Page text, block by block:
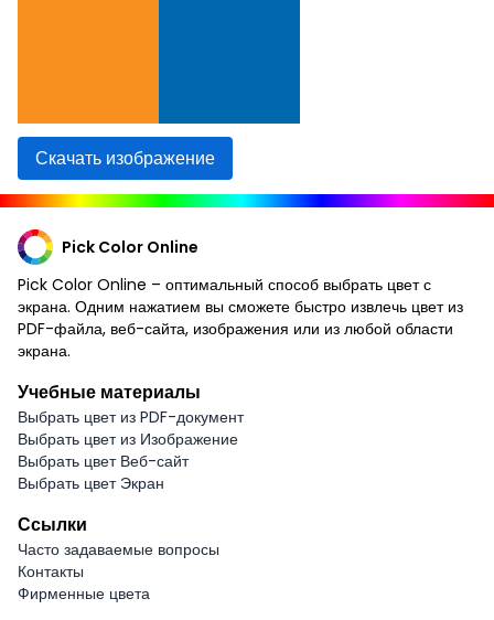
Скачать изображение
Pick Color Online
Pick Color Online – оптимальный способ выбрать цвет с
экрана. Одним нажатием вы сможете быстро извлечь цвет из
PDF-файла, веб-сайта, изображения или из любой области
экрана.
Учебные материалы
Выбрать цвет из PDF-документ
Выбрать цвет из Изображение
Выбрать цвет Веб-сайт
Выбрать цвет Экран
Ссылки
Часто задаваемые вопросы
Контакты
Фирменные цвета